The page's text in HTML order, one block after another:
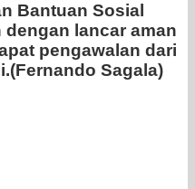
Bantuan Sosial
dengan lancar aman
pengawalan dari
Sagala)